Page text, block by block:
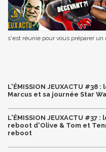
s'est réunie pour vous préparer un
L'ÉMISSION JEUXACTU #38
Marcus et sa journée Star
L'ÉMISSION JEUXACTU #37
reboot d'Olive & Tom et
reboot